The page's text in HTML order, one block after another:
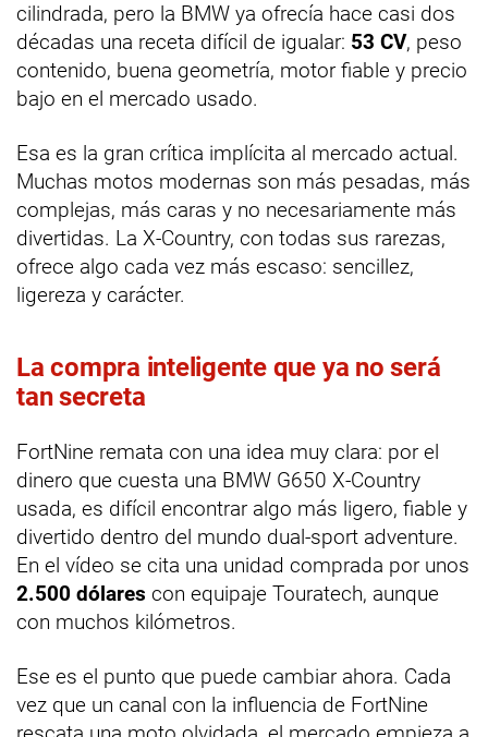
cilindrada, pero la BMW ya ofrecía hace casi dos
décadas una receta difícil de igualar: 53 CV, peso
contenido, buena geometría, motor fiable y precio
bajo en el mercado usado.
Esa es la gran crítica implícita al mercado actual.
Muchas motos modernas son más pesadas, más
complejas, más caras y no necesariamente más
divertidas. La X-Country, con todas sus rarezas,
ofrece algo cada vez más escaso: sencillez,
ligereza y carácter.
La compra inteligente que ya no será
tan secreta
FortNine remata con una idea muy clara: por el
dinero que cuesta una BMW G650 X-Country
usada, es difícil encontrar algo más ligero, fiable y
divertido dentro del mundo dual-sport adventure.
En el vídeo se cita una unidad comprada por unos
2.500 dólares con equipaje Touratech, aunque
con muchos kilómetros.
Ese es el punto que puede cambiar ahora. Cada
vez que un canal con la influencia de FortNine